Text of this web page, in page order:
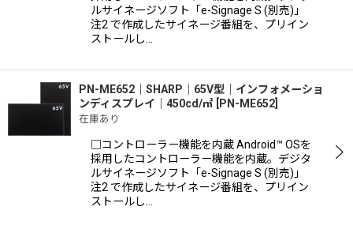
ルサイネージソフト「e-Signage S (別売)」
注2 で作成したサイネージ番組を、プリイン
ストールし…
PN-ME652｜SHARP｜65V型｜インフォメーショ
ンディスプレイ｜450cd/㎡
PN-ME652
在庫あり
□コントローラー機能を内蔵 Android™ OSを
採用したコントローラー機能を内蔵。デジタ
ルサイネージソフト「e-Signage S (別売)」
注2 で作成したサイネージ番組を、プリイン
ストールし…